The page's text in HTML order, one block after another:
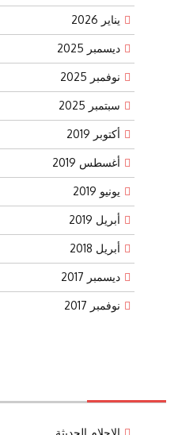
يناير 2026
ديسمبر 2025
نوفمبر 2025
سبتمبر 2025
أكتوبر 2019
أغسطس 2019
يونيو 2019
أبريل 2019
أبريل 2018
ديسمبر 2017
نوفمبر 2017